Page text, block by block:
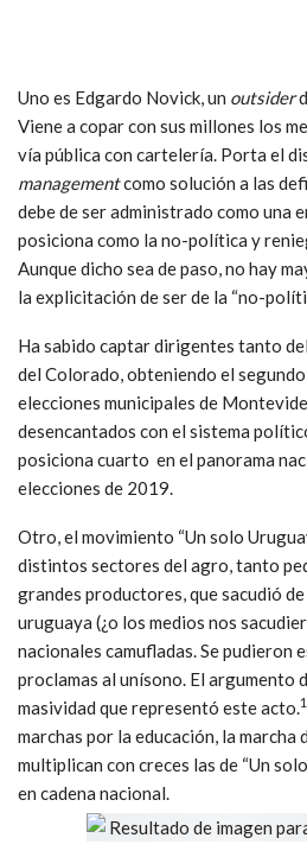
Uno es Edgardo Novick, un outsider
Viene a copar con sus millones los
vía pública con cartelería. Porta el
managementcomo solución a las
debe de ser administrado como una
posiciona como la no-política y
Aunque dicho sea de paso, no hay
la explicitación de ser de la “no-
Ha sabido captar dirigentes tanto
del Colorado, obteniendo el
elecciones municipales de
desencantados con el sistema
posiciona cuarto en el panorama
elecciones de 2019.
Otro, el movimiento “Un solo
distintos sectores del agro, tanto
grandes productores, que sacudió
uruguaya (¿o los medios nos
nacionales camufladas. Se pudieron
proclamas al unísono. El argumento
masividad que representó este acto. 1
marchas por la educación, la marcha
multiplican con creces las de “Un
en cadena nacional.